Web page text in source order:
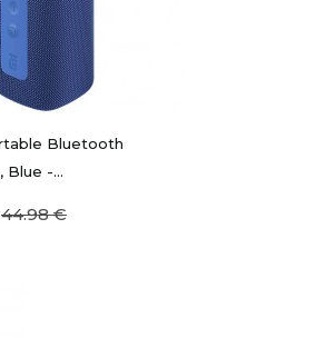
Bluetooth
Blue -...
Bazinė
44.98 €